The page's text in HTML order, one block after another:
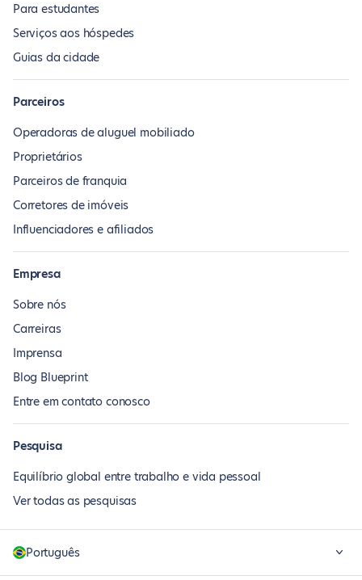
Para estudantes
Serviços aos hóspedes
Guias da cidade
Parceiros
Operadoras de aluguel mobiliado
Proprietários
Parceiros de franquia
Corretores de imóveis
Influenciadores e afiliados
Empresa
Sobre nós
Carreiras
Imprensa
Blog Blueprint
Entre em contato conosco
Pesquisa
Equilíbrio global entre trabalho e vida pessoal
Ver todas as pesquisas
Português